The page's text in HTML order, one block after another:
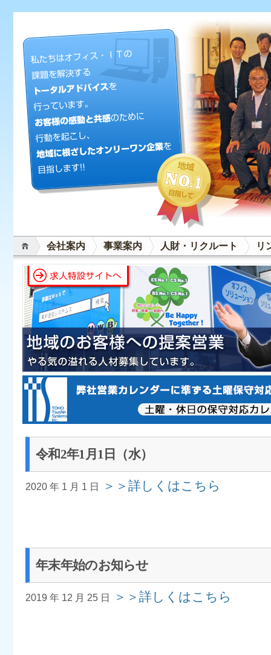
会社案内 事業案内 人財・リクルート リ
令和2年1月1日（水）
2020 年 1 月 1 日 ＞＞詳しくはこちら
年末年始のお知らせ
2019 年 12 月 25 日 ＞＞詳しくはこちら